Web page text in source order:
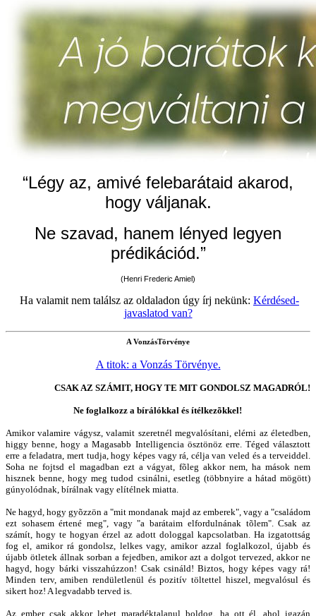
“Légy az, amivé felebarátaid akarod,
hogy váljanak.
Ne szavad, hanem lényed legyen
prédikációd.”
(Henri Frederic Amiel)
Ha valamit nem találsz az oldaladon úgy írj nekünk: Kérdésed-
javaslatod van?
A VonzásTörvénye
A titok: a Vonzás Törvénye.
CSAK AZ SZÁMIT, HOGY TE MIT GONDOLSZ MAGADRÓL!
Ne foglalkozz a bírálókkal és ítélkezõkkel!
Amikor valamire vágysz, valamit szeretnél megvalósítani, elérni az életedben,
higgy benne, hogy a Magasabb Intelligencia ösztönöz erre. Téged választott
erre a feladatra, mert tudja, hogy képes vagy rá, célja van veled és a terveiddel.
Soha ne fojtsd el magadban ezt a vágyat, fõleg akkor nem, ha mások nem
hisznek benne, hogy meg tudod csinálni, esetleg (többnyire a hátad mögött)
gúnyolódnak, bírálnak vagy elítélnek miatta.
Ne hagyd, hogy gyõzzön a "mit mondanak majd az emberek", vagy a "családom
ezt sohasem értené meg", vagy "a barátaim elfordulnának tõlem". Csak az
számít, hogy te hogyan érzel az adott dologgal kapcsolatban. Ha izgatottság
fog el, amikor rá gondolsz, lelkes vagy, amikor azzal foglalkozol, újabb és
újabb ötletek állnak sorban a fejedben, amikor azt a dolgot tervezed, akkor ne
hagyd, hogy bárki visszahúzzon! Csak csináld! Biztos, hogy képes vagy rá!
Minden terv, amiben rendületlenül és pozitív töltettel hiszel, megvalósul és
sikert hoz! A legvadabb terved is.
Az ember csak akkor lehet maradéktalanul boldog, ha ott él, ahol igazán